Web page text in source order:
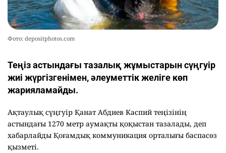
Фото: depositphotos.com
Теңіз астындағы тазалық жұмыстарын сүңгуір
жиі жүргізгенімен, әлеуметтік желіге көп
жарияламайды.
Ақтаулық сүңгуір Қанат Абдиев Каспий теңізінің
астындағы 1270 метр аумақты қоқыстан тазалады, деп
хабарлайды Қоғамдық коммуникация орталығы баспасөз
қызметі.